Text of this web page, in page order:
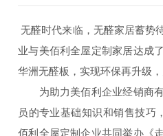
无醛时代来临，无醛家居蓄势
业与美佰利全屋定制家居达成
华洲无醛板，实现环保再升级
为助力美佰利企业经销商有
员的专业基础知识和销售技巧
佰利全屋定制企业共同举办《